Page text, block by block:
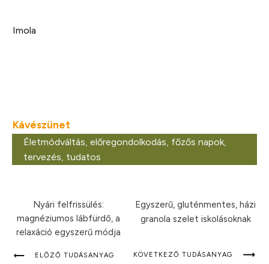
Imola
Kávészünet
Életmódváltás előregondolkodás főzős napok
tervezés tudatos
Nyári felfrissülés:
magnéziumos lábfürdő, a
relaxáció egyszerű módja
Egyszerű, gluténmentes, házi
granola szelet iskolásoknak
ELŐZŐ TUDÁSANYAG KÖVETKEZŐ TUDÁSANYAG